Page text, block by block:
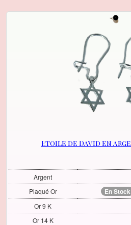
Etoile de David en
Argent
Plaqué Or
En Stock
Or 9 K
Or 14 K